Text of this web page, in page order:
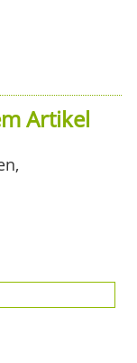
Artikel